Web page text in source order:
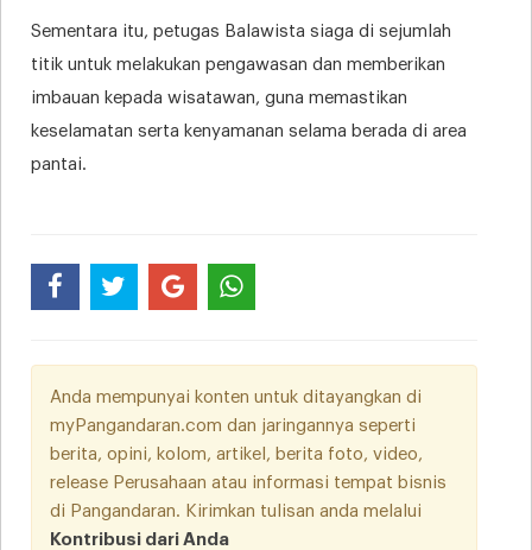
Sementara itu, petugas Balawista siaga di sejumlah
titik untuk melakukan pengawasan dan memberikan
imbauan kepada wisatawan, guna memastikan
keselamatan serta kenyamanan selama berada di area
pantai.
Anda mempunyai konten untuk ditayangkan di
myPangandaran.com dan jaringannya seperti
berita, opini, kolom, artikel, berita foto, video,
release Perusahaan atau informasi tempat bisnis
di Pangandaran. Kirimkan tulisan anda melalui
Kontribusi dari Anda